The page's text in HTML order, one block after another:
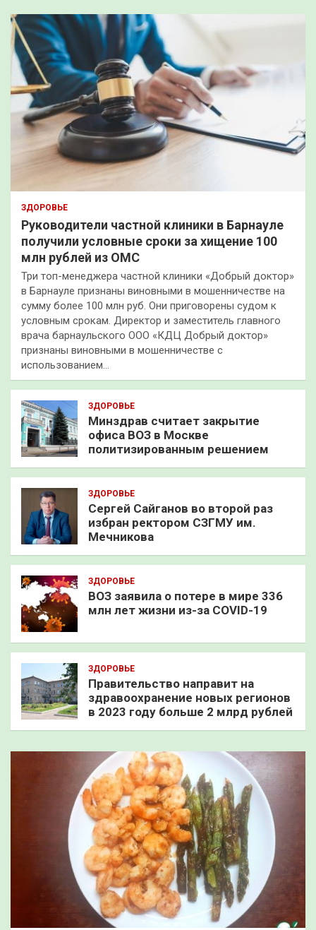
ЗДОРОВЬЕ
Руководители частной клиники в Барнауле
получили условные сроки за хищение 100
млн рублей из ОМС
Три топ-менеджера частной клиники «Добрый доктор»
в Барнауле признаны виновными в мошенничестве на
сумму более 100 млн руб. Они приговорены судом к
условным срокам. Директор и заместитель главного
врача барнаульского ООО «КДЦ Добрый доктор»
признаны виновными в мошенничестве с
использованием…
ЗДОРОВЬЕ
Минздрав считает закрытие
офиса ВОЗ в Москве
политизированным решением
ЗДОРОВЬЕ
Сергей Сайганов во второй раз
избран ректором СЗГМУ им.
Мечникова
ЗДОРОВЬЕ
ВОЗ заявила о потере в мире 336
млн лет жизни из-за COVID-19
ЗДОРОВЬЕ
Правительство направит на
здравоохранение новых регионов
в 2023 году больше 2 млрд рублей